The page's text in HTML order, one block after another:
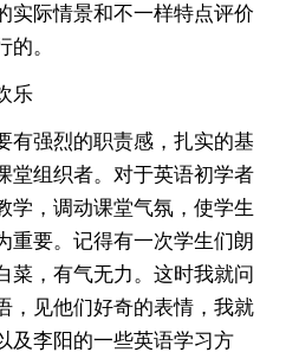
实际情景和不一样特点评价
。
乐
有强烈的职责感，扎实的基
堂组织者。对于英语初学者
学，调动课堂气氛，使学生
重要。记得有一次学生们朗
菜，有气无力。这时我就问
，见他们好奇的表情，我就
及李阳的一些英语学习方